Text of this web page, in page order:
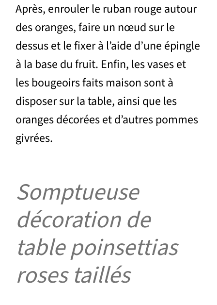
Après, enrouler le ruban rouge autour
des oranges, faire un nœud sur le
dessus et le fixer à l’aide d’une épingle
à la base du fruit. Enfin, les vases et
les bougeoirs faits maison sont à
disposer sur la table, ainsi que les
oranges décorées et d’autres pommes
givrées.
Somptueuse
décoration de
table poinsettias
roses taillés